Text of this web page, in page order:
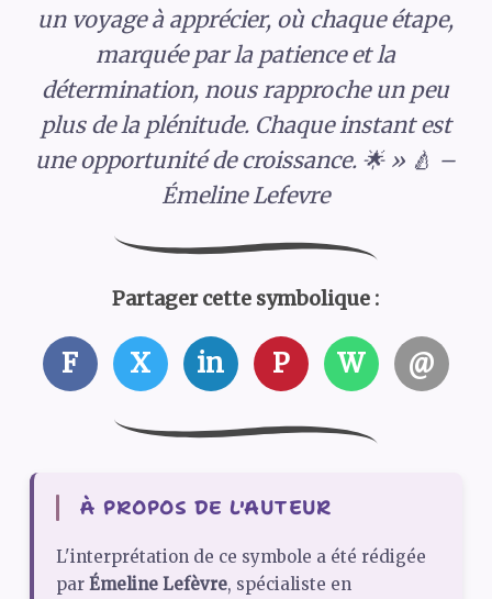
un voyage à apprécier, où chaque étape,
marquée par la patience et la
détermination, nous rapproche un peu
plus de la plénitude. Chaque instant est
une opportunité de croissance. 🌟 » 🍐 –
Émeline Lefevre
Partager cette symbolique :
F X in P W @
À PROPOS DE L'AUTEUR
L'interprétation de ce symbole a été rédigée
par Émeline Lefèvre, spécialiste en